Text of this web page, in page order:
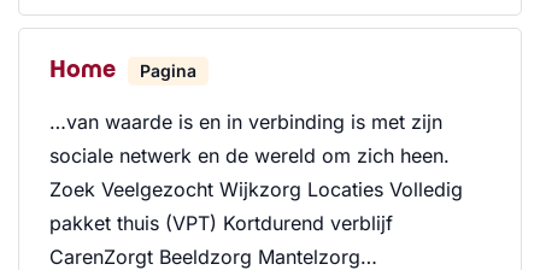
Home Pagina
…van waarde is en in verbinding is met zijn
sociale netwerk en de wereld om zich heen.
Zoek Veelgezocht Wijkzorg Locaties Volledig
pakket thuis (VPT) Kortdurend verblijf
CarenZorgt Beeldzorg Mantelzorg…